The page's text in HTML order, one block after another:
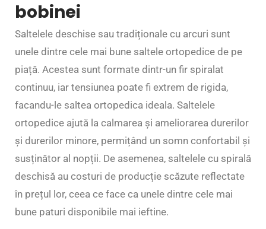
bobinei
Saltelele deschise sau tradiționale cu arcuri sunt
unele dintre cele mai bune saltele ortopedice de pe
piață. Acestea sunt formate dintr-un fir spiralat
continuu, iar tensiunea poate fi extrem de rigida,
facandu-le saltea ortopedica ideala. Saltelele
ortopedice ajută la calmarea și ameliorarea durerilor
și durerilor minore, permițând un somn confortabil și
susținător al nopții. De asemenea, saltelele cu spirală
deschisă au costuri de producție scăzute reflectate
în prețul lor, ceea ce face ca unele dintre cele mai
bune paturi disponibile mai ieftine.